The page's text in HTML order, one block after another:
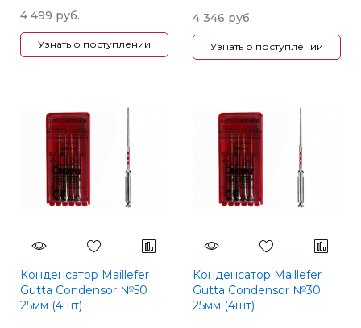
4 499 руб.
Узнать о поступлении
4 346 руб.
Узнать о поступлении
Конденсатор Maillefer
Gutta Condensor №50
25мм (4шт)
Конденсатор Maillefer
Gutta Condensor №30
25мм (4шт)